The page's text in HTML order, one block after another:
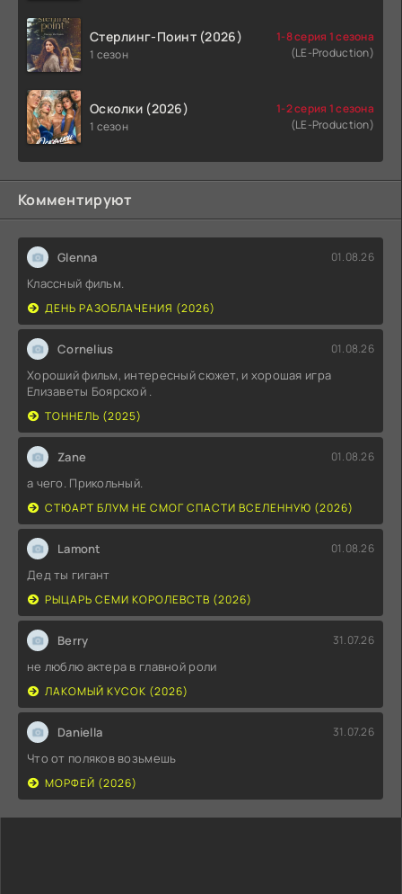
Стерлинг-Поинт (2026)
1 сезон
1-8 серия 1 сезона
(LE-Production)
Осколки (2026)
1 сезон
1-2 серия 1 сезона
(LE-Production)
Комментируют
Glenna 01.08.26
Классный фильм.
ДЕНЬ РАЗОБЛАЧЕНИЯ (2026)
Cornelius 01.08.26
Хороший фильм, интересный сюжет, и хорошая игра
Елизаветы Боярской .
ТОННЕЛЬ (2025)
Zane 01.08.26
а чего. Прикольный.
СТЮАРТ БЛУМ НЕ СМОГ СПАСТИ ВСЕЛЕННУЮ (2026)
Lamont 01.08.26
Дед ты гигант
РЫЦАРЬ СЕМИ КОРОЛЕВСТВ (2026)
Berry 31.07.26
не люблю актера в главной роли
ЛАКОМЫЙ КУСОК (2026)
Daniella 31.07.26
Что от поляков возьмешь
МОРФЕЙ (2026)